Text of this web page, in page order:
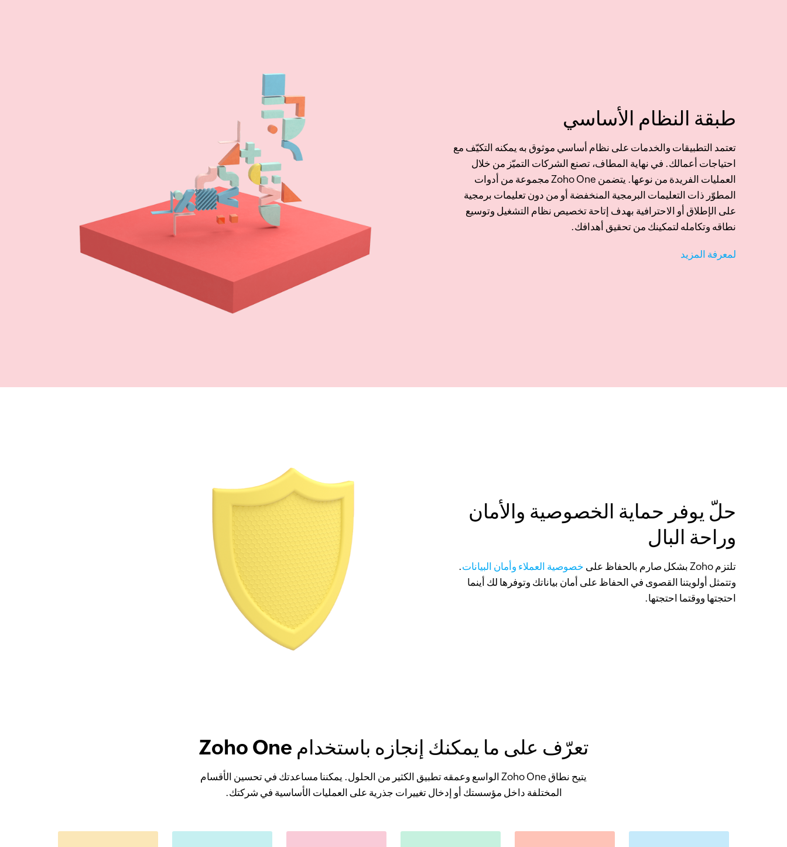
طبقة النظام الأساسي
تعتمد التطبيقات والخدمات على نظام أساسي موثوق به يمكنه التكيّف مع
احتياجات أعمالك. في نهاية المطاف، تصنع الشركات التميّز من خلال
العمليات الفريدة من نوعها. يتضمن Zoho One مجموعة من أدوات
المطوّر ذات التعليمات البرمجية المنخفضة أو من دون تعليمات برمجية
على الإطلاق أو الاحترافية بهدف إتاحة تخصيص نظام التشغيل وتوسيع
نطاقه وتكامله لتمكينك من تحقيق أهدافك.
لمعرفة المزيد
حلّ يوفر حماية الخصوصية والأمان
وراحة البال
تلتزم Zoho بشكل صارم بالحفاظ على خصوصية العملاء وأمان البيانات.
وتتمثل أولويتنا القصوى في الحفاظ على أمان بياناتك وتوفرها لك أينما
احتجتها ووقتما احتجتها.
تعرّف على ما يمكنك إنجازه باستخدام Zoho One
يتيح نطاق Zoho One الواسع وعمقه تطبيق الكثير من الحلول. يمكننا مساعدتك في تحسين الأقسام
المختلفة داخل مؤسستك أو إدخال تغييرات جذرية على العمليات الأساسية في شركتك.